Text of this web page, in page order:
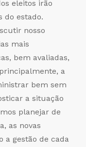
eleitos irão
do estado.
nosso
mais
bem avaliadas,
a
bem sem
a situação
planejar de
as novas
a gestão de cada